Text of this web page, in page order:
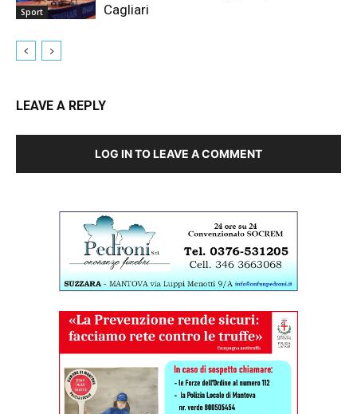
Sport
Cagliari
LEAVE A REPLY
LOG IN TO LEAVE A COMMENT